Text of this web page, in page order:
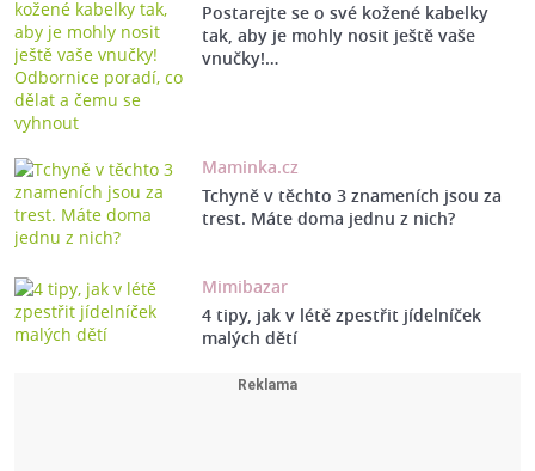
Postarejte se o své kožené kabelky
tak, aby je mohly nosit ještě vaše
vnučky!…
Maminka.cz
Tchyně v těchto 3 znameních jsou za
trest. Máte doma jednu z nich?
Mimibazar
4 tipy, jak v létě zpestřit jídelníček
malých dětí